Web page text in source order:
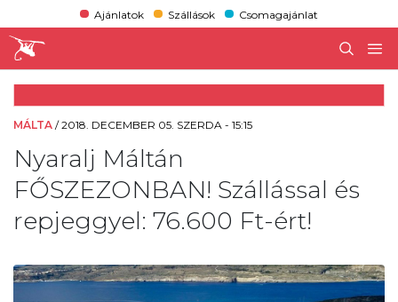
Ajánlatok Szállások Csomagajánlat
MÁLTA /2018. DECEMBER 05. SZERDA - 15:15
Nyaralj Máltán
FŐSZEZONBAN! Szállással és
repjeggyel: 76.600 Ft-ért!